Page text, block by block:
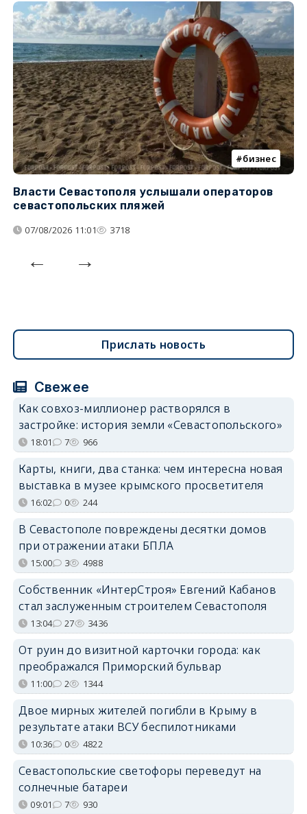
бизнес
Власти Севастополя услышали операторов
севастопольских пляжей
07/08/2026 11:01 3718
Прислать новость
Свежее
Как совхоз-миллионер растворялся в
застройке: история земли «Севастопольского»
18:01 7 966
Карты, книги, два станка: чем интересна новая
выставка в музее крымского просветителя
16:02 0 244
В Севастополе повреждены десятки домов
при отражении атаки БПЛА
15:00 3 4988
Собственник «ИнтерСтроя» Евгений Кабанов
стал заслуженным строителем Севастополя
13:04 27 3436
От руин до визитной карточки города: как
преображался Приморский бульвар
11:00 2 1344
Двое мирных жителей погибли в Крыму в
результате атаки ВСУ беспилотниками
10:36 0 4822
Севастопольские светофоры переведут на
солнечные батареи
09:01 7 930